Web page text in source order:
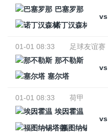
巴塞罗那
vs
诺丁汉森林
01-01 08:33
足球友谊赛
那不勒斯
vs
塞尔塔
01-01 08:33
荷甲
埃因霍温
vs
福图纳锡塔德